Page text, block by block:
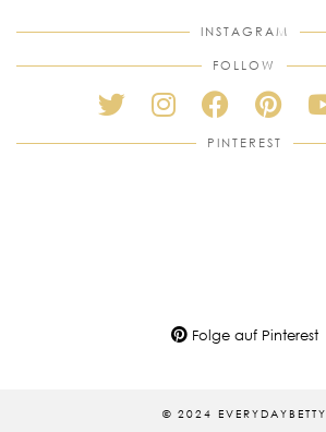
INSTAGRAM
FOLLOW
PINTEREST
Folge auf Pinterest
© 2024 EVERYDAYBETTY